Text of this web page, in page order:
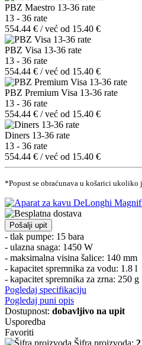
PBZ Maestro 13-36 rate
13 - 36 rate
554.44 € / već od 15.40 €
PBZ Visa 13-36 rate
13 - 36 rate
554.44 € / već od 15.40 €
PBZ Premium Visa 13-36 rate
13 - 36 rate
554.44 € / već od 15.40 €
Diners 13-36 rate
13 - 36 rate
554.44 € / već od 15.40 €
*Popust se obraćunava u košarici ukoliko
Pošalji upit
- tlak pumpe: 15 bara
- ulazna snaga: 1450 W
- maksimalna visina šalice: 140 mm
- kapacitet spremnika za vodu: 1.8 l
- kapacitet spremnika za zrna: 250 g
Pogledaj specifikaciju
Pogledaj puni opis
Dostupnost: dobavljivo na upit
Usporedba
Favoriti
Šifra proizvoda: